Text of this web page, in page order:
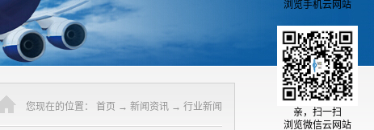
您现在的位置： 首页 → 新闻资讯 → 行业新闻
浏览手机云网站
亲，扫一扫
浏览微信云网站